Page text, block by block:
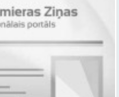
pieteikumu pārvaldību un
datortehnikas lietotāju atbalstu
risināšanu; uzstādīt, konfigurēt,
iestāžu datortehniku,
novērst kļūmes to darbībā;
darbu izpildi Pašvaldības
sagatavot priekšlikumus par
vismaz vidējā
tehnoloģiju jomā; darba
saistītā jomā); izpratne par
uzbūvi un problēmu risināšanas